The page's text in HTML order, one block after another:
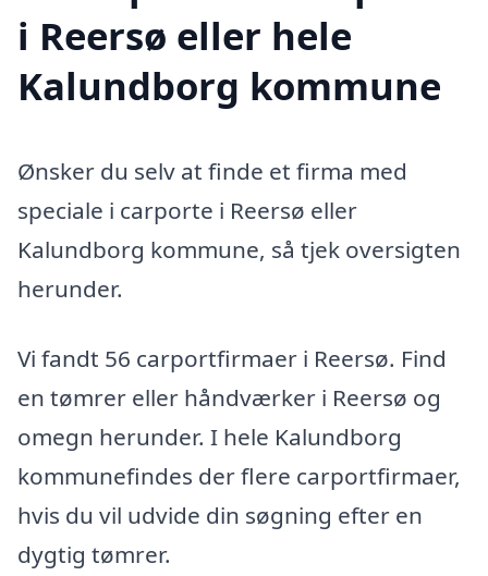
i Reersø eller hele
Kalundborg kommune
Ønsker du selv at finde et firma med
speciale i carporte i Reersø eller
Kalundborg kommune, så tjek oversigten
herunder.
Vi fandt 56 carportfirmaer i Reersø. Find
en tømrer eller håndværker i Reersø og
omegn herunder. I hele Kalundborg
kommunefindes der flere carportfirmaer,
hvis du vil udvide din søgning efter en
dygtig tømrer.